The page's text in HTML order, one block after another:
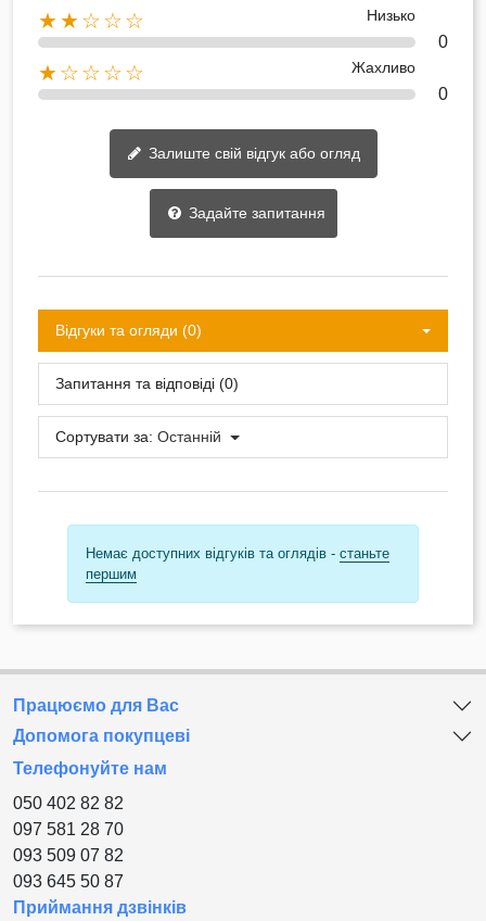
★★☆☆☆ Низько
0
★☆☆☆☆ Жахливо
0
Залиште свій відгук або огляд
Задайте запитання
Відгуки та огляди (0)
Запитання та відповіді (0)
Сортувати за: Останній
Немає доступних відгуків та оглядів - станьте
першим
Працюємо для Вас
Допомога покупцеві
Телефонуйте нам
050 402 82 82
097 581 28 70
093 509 07 82
093 645 50 87
Приймання дзвінків